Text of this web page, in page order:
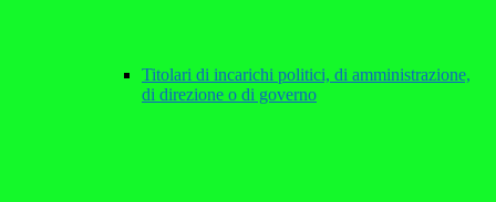
Titolari di incarichi politici, di amministrazione,
di direzione o di governo